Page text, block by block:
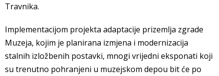
Travnika.
Implementacijom projekta adaptacije prizemlja zgrade
Muzeja, kojim je planirana izmjena i modernizacija
stalnih izložbenih postavki, mnogi vrijedni eksponati koji
su trenutno pohranjeni u muzejskom depou bit će po